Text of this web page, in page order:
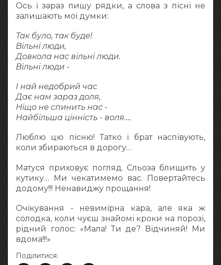
Ось і зараз пишу рядки, а слова з пісні не
залишають мої думки:
Так було, так буде!
Вільні люди,
Довкола нас вільні люди.
Вільні люди -
І най недобрий час
Дає нам зараз доля,
Ніщо не спинить нас -
Найбільша цінність - воля….
Люблю цю пісню! Татко і брат наспівують,
коли збираються в дорогу…
Матуся приховує погляд. Сльоза блищить у
кутику… Ми чекатимемо вас. Повертайтесь
додому!!! Ненавиджу прощання!
Очікування - невимірна кара, але яка ж
солодка, коли чуєш знайомі кроки на порозі,
рідний голос: «Мала! Ти де? Відчиняй! Ми
вдома!!!»
Поділитися: